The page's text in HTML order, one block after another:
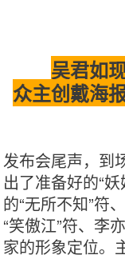
吴君如
众主创戴海
发布会尾声，到
出了准备好的“
的“无所不知”符
“笑傲江”符、李
家的形象定位。